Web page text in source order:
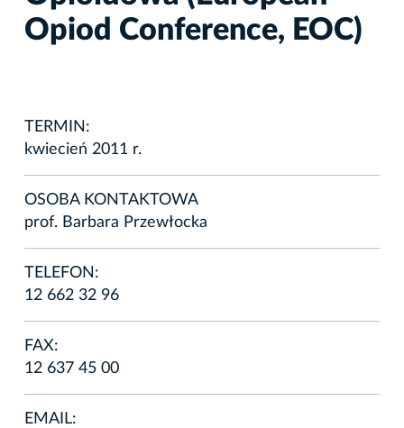
Opiod Conference, EOC)
TERMIN:
kwiecień 2011 r.
OSOBA KONTAKTOWA
prof. Barbara Przewłocka
TELEFON:
12 662 32 96
FAX:
12 637 45 00
EMAIL: